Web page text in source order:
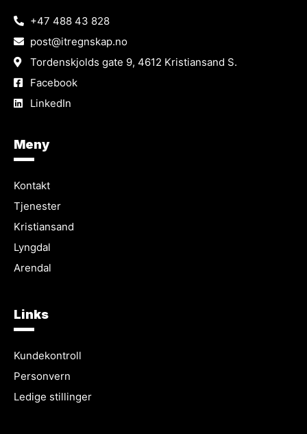
+47 488 43 828
post@itregnskap.no
Tordenskjolds gate 9, 4612 Kristiansand S.
Facebook
LinkedIn
Meny
Kontakt
Tjenester
Kristiansand
Lyngdal
Arendal
Links
Kundekontroll
Personvern
Ledige stillinger